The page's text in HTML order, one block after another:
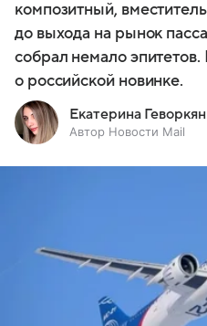
композитный,
до выхода на рынок
собрал немало
о российской новинке.
Екатерина Геворкян
Автор Новости Mail